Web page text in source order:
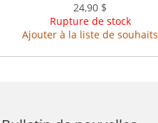
24,90 $
Rupture de stock
Ajouter à la liste de souhaits